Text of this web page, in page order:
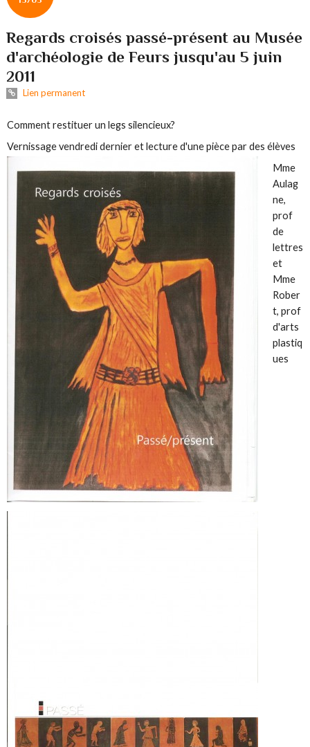
Regards croisés passé-présent au Musée
d'archéologie de Feurs jusqu'au 5 juin
2011
Lien permanent
Comment restituer un legs silencieux?
Vernissage vendredi dernier et lecture d'une piècepar des élèves
Mme
Aulag
ne,
prof
de
lettres
et
Mme
Rober
t, prof
d'arts
plastiq
ues